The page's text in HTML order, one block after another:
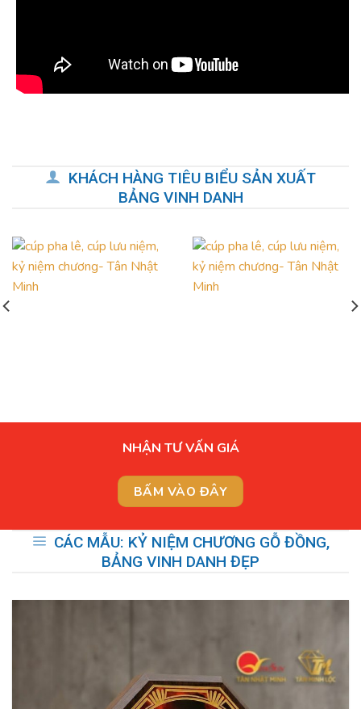
KHÁCH HÀNG TIÊU BIỂU SẢN XUẤT
BẢNG VINH DANH
NHẬN TƯ VẤN GIÁ
BẤM VÀO ĐÂY
CÁC MẪU: KỶ NIỆM CHƯƠNG GỖ ĐỒNG,
BẢNG VINH DANH ĐẸP